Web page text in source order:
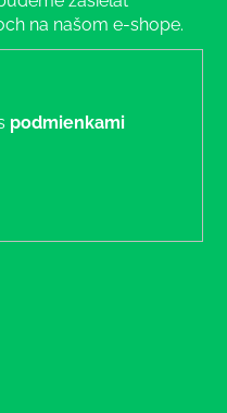
na našom e-shope.
podmienkami